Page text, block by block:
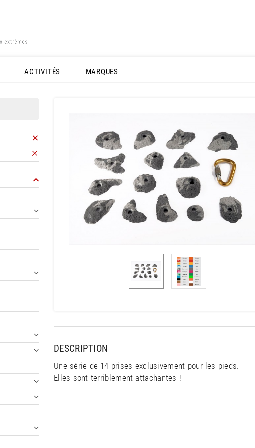
ACTIVITÉS MARQUES
DESCRIPTION
Une série de 14 prises exclusivement pour les pieds.
Elles sont terriblement attachantes !